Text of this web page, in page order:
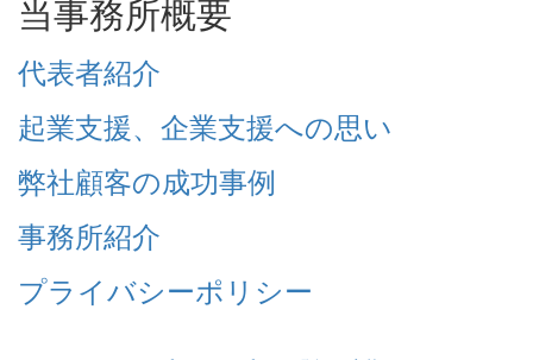
当事務所概要
代表者紹介
起業支援、企業支援への思い
弊社顧客の成功事例
事務所紹介
プライバシーポリシー